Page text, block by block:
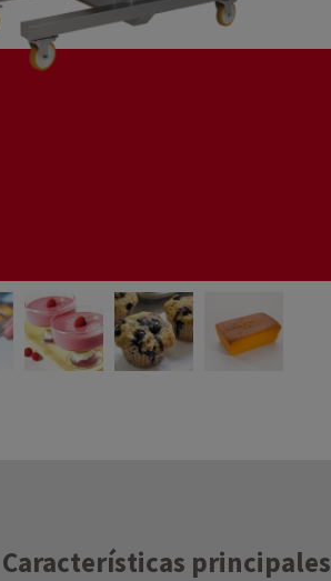
Características principales